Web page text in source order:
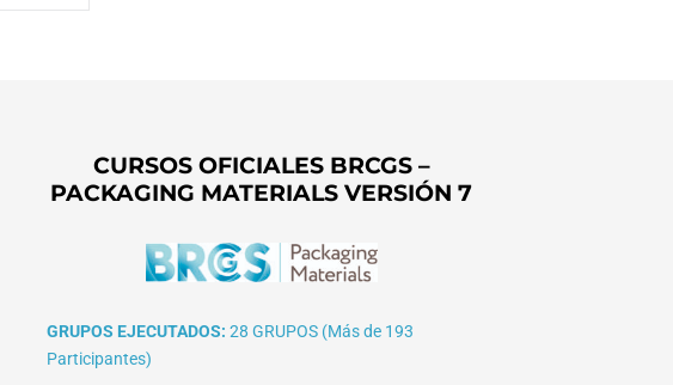
CURSOS OFICIALES BRCGS –
PACKAGING MATERIALS VERSIÓN 7
GRUPOS EJECUTADOS: 28 GRUPOS (Más de 193
Participantes)